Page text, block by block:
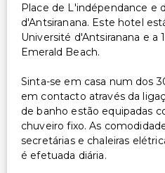
Place de L'indépendance e
d'Antsiranana. Este hotel
Université d'Antsiranana e a
Emerald Beach.
Sinta-se em casa num dos
em contacto através da
de banho estão equipadas
chuveiro fixo. As
secretárias e chaleiras
é efetuada diária.